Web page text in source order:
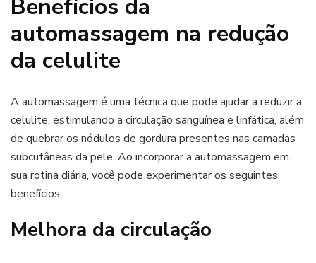
Benefícios da
automassagem na redução
da celulite
A automassagem é uma técnica que pode ajudar a reduzir a
celulite, estimulando a circulação sanguínea e linfática, além
de quebrar os nódulos de gordura presentes nas camadas
subcutâneas da pele. Ao incorporar a automassagem em
sua rotina diária, você pode experimentar os seguintes
benefícios:
Melhora da circulação